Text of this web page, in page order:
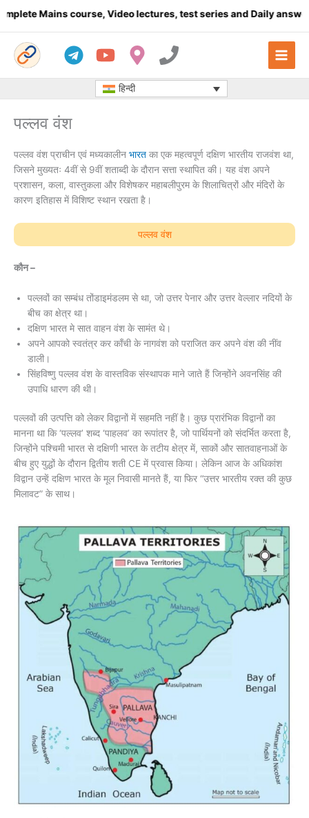
Mains course, Video lectures, test series and Daily answer
हिन्दी
पल्लव वंश
पल्लव वंश प्राचीन एवं मध्यकालीन भारत का एक महत्वपूर्ण दक्षिण भारतीय राजवंश था,
जिसने मुख्यतः 4वीं से 9वीं शताब्दी के दौरान सत्ता स्थापित की। यह वंश अपने
प्रशासन, कला, वास्तुकला और विशेषकर महाबलीपुरम के शिलाचित्रों और मंदिरों के
कारण इतिहास में विशिष्ट स्थान रखता है।
पल्लव वंश
कौन –
पल्लवों का सम्बंध तोंडाइमंडलम से था, जो उत्तर पेनार और उत्तर वेल्लार नदियों के
बीच का क्षेत्र था।
दक्षिण भारत मे सात वाहन वंश के सामंत थे।
अपने आपको स्वतंत्र कर काँची के नागवंश को पराजित कर अपने वंश की नींव
डाली।
सिंहविष्णु पल्लव वंश के वास्तविक संस्थापक माने जाते हैं जिन्होंने अवनसिंह की
उपाधि धारण की थी।
पल्लवों की उत्पत्ति को लेकर विद्वानों में सहमति नहीं है। कुछ प्रारंभिक विद्वानों का
मानना था कि ‘पल्लव’ शब्द ‘पाहलव’ का रूपांतर है, जो पार्थियनों को संदर्भित करता है,
जिन्होंने पश्चिमी भारत से दक्षिणी भारत के तटीय क्षेत्र में, साकों और सातवाहनाओं के
बीच हुए युद्धों के दौरान द्वितीय शती CE में प्रवास किया। लेकिन आज के अधिकांश
विद्वान उन्हें दक्षिण भारत के मूल निवासी मानते हैं, या फिर “उत्तर भारतीय रक्त की कुछ
मिलावट” के साथ।